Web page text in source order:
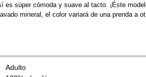
es súper cómoda y suave al tacto. ¡Éste
mineral, el color variará de una prenda a
Adulto